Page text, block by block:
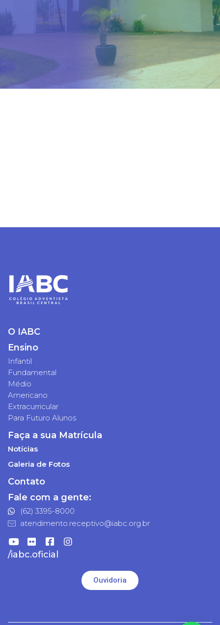
O IABC
Ensino
Infantil
Fundamental
Médio
Americano
Extracurricular
Para Futuro Alunos
Faça a sua Matrícula
Notícias
Galeria de Fotos
Contato
Fale com a gente:
(62) 3395-8000
atendimento.receptivo@iabc.org.br
/iabc.oficial
Ouvidoria